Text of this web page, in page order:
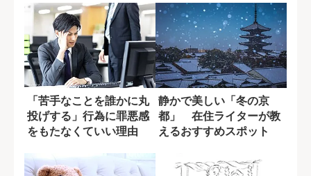
「苦手なことを誰かに丸
投げする」行為に罪悪感
をもたなくていい理由
静かで美しい「冬の京
都」 在住ライターが教
えるおすすめスポット